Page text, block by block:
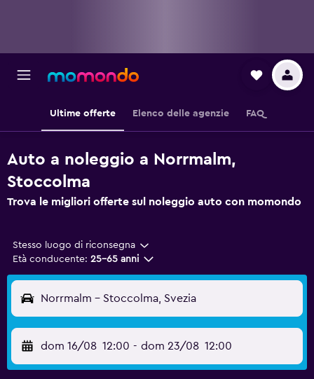
Ultime offerte Elenco delle agenzie FAQ
Auto a noleggio a Norrmalm,
Stoccolma
Trova le migliori offerte sul noleggio auto con momondo
Stesso luogo di riconsegna
Età conducente: 25-65 anni
Norrmalm - Stoccolma, Svezia
dom 16/08 12:00 - dom 23/08 12:00